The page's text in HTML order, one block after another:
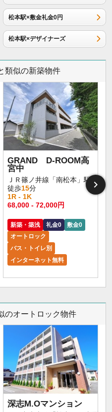
松本駅×敷金礼金0円
松本駅×デザイナーズ
類似の新築物件
GRAND D-ROOM高
宮中
ＪＲ篠ノ井線「南松本」駅
徒歩15分
1R - 1K
68,000 - 72,000円
新築・築浅 礼金0
敷金0
オートロック
バス・トイレ別
インターネット無料
のオートロック物件
深志M.Oマンション